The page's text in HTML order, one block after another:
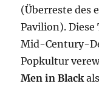
(Überreste des
Pavilion).
Mid-Century-
Popkultur
Men in Black